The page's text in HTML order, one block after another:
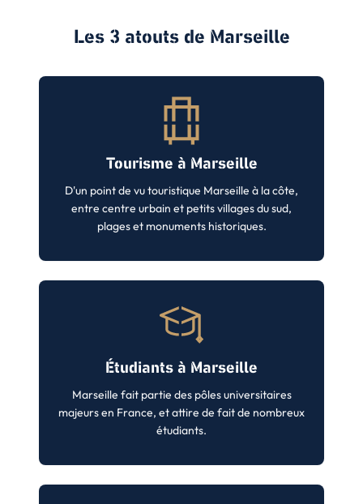
Les 3 atouts de Marseille
Tourisme à Marseille
D'un point de vu touristique Marseille à la côte,
entre centre urbain et petits villages du sud,
plages et monuments historiques.
Étudiants à Marseille
Marseille fait partie des pôles universitaires
majeurs en France, et attire de fait de nombreux
étudiants.